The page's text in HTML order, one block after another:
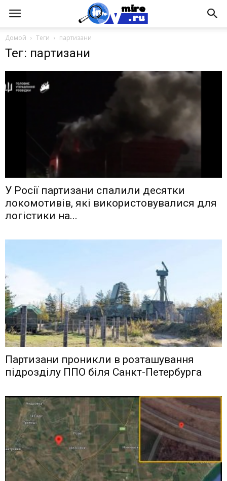
Домой Теги партизани
Тег: партизани
У Росії партизани спалили десятки
локомотивів, які використовувалися для
логістики на...
Партизани проникли в розташування
підрозділу ППО біля Санкт-Петербурга